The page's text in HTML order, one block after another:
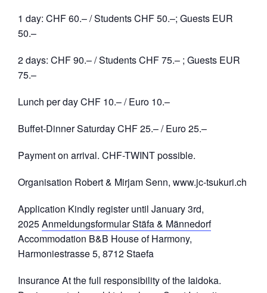
1 day: CHF 60.– / Students CHF 50.–; Guests EUR
50.–
2 days: CHF 90.– / Students CHF 75.– ; Guests EUR
75.–
Lunch per day CHF 10.– / Euro 10.–
Buffet-Dinner Saturday CHF 25.– / Euro 25.–
Payment on arrival. CHF-TWINT possible.
Organisation Robert & Mirjam Senn, www.jc-tsukuri.ch
Application Kindly register until January 3rd,
2025Anmeldungsformular Stäfa & Männedorf
Accommodation B&B House of Harmony,
Harmoniestrasse 5, 8712 Staefa
Insurance At the full responsibility of the Iaidoka.